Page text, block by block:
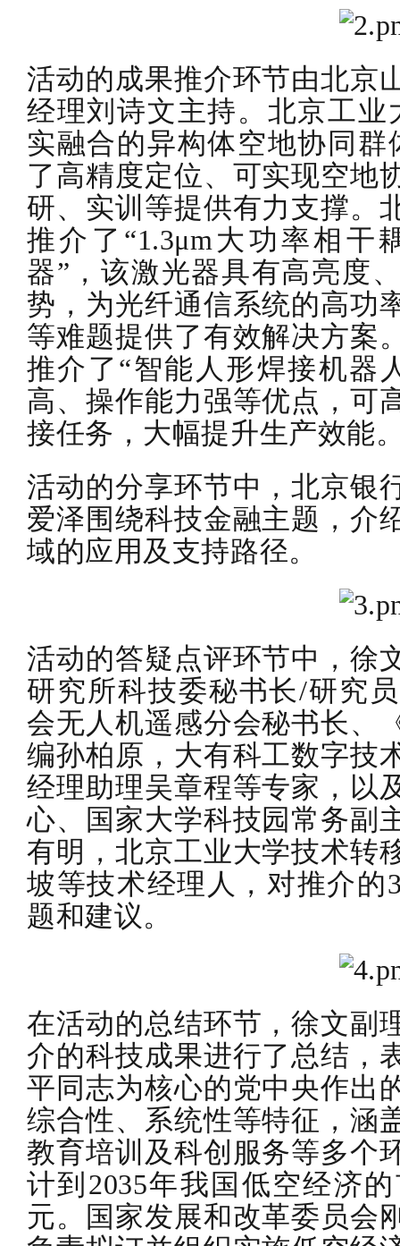
活动的成果推介环节由北京
经理刘诗文主持。北京工
实融合的异构体空地协同
了高精度定位、可实现空地
研、实训等提供有力支撑。
推介了“1.3μm大功率相干
器”，该激光器具有高亮度
势，为光纤通信系统的高功
等难题提供了有效解决方案
推介了“智能人形焊接机器
高、操作能力强等优点，可
接任务，大幅提升生产效能
活动的分享环节中，北京银
爱泽围绕科技金融主题，介
域的应用及支持路径。
活动的答疑点评环节中，徐
研究所科技委秘书长/研究
会无人机遥感分会秘书长、
编孙柏原，大有科工数字技
经理助理吴章程等专家，以
心、国家大学科技园常务副
有明，北京工业大学技术转
坡等技术经理人，对推介
题和建议。
在活动的总结环节，徐文副
介的科技成果进行了总结，
平同志为核心的党中央作出
综合性、系统性等特征，涵
教育培训及科创服务等多个
计到2035年我国低空经济
元。国家发展和改革委员会